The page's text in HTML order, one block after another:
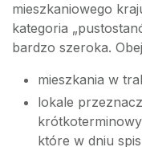
mieszkaniowego
kategoria
bardzo szeroka.
mieszkania w
lokale
które w dniu